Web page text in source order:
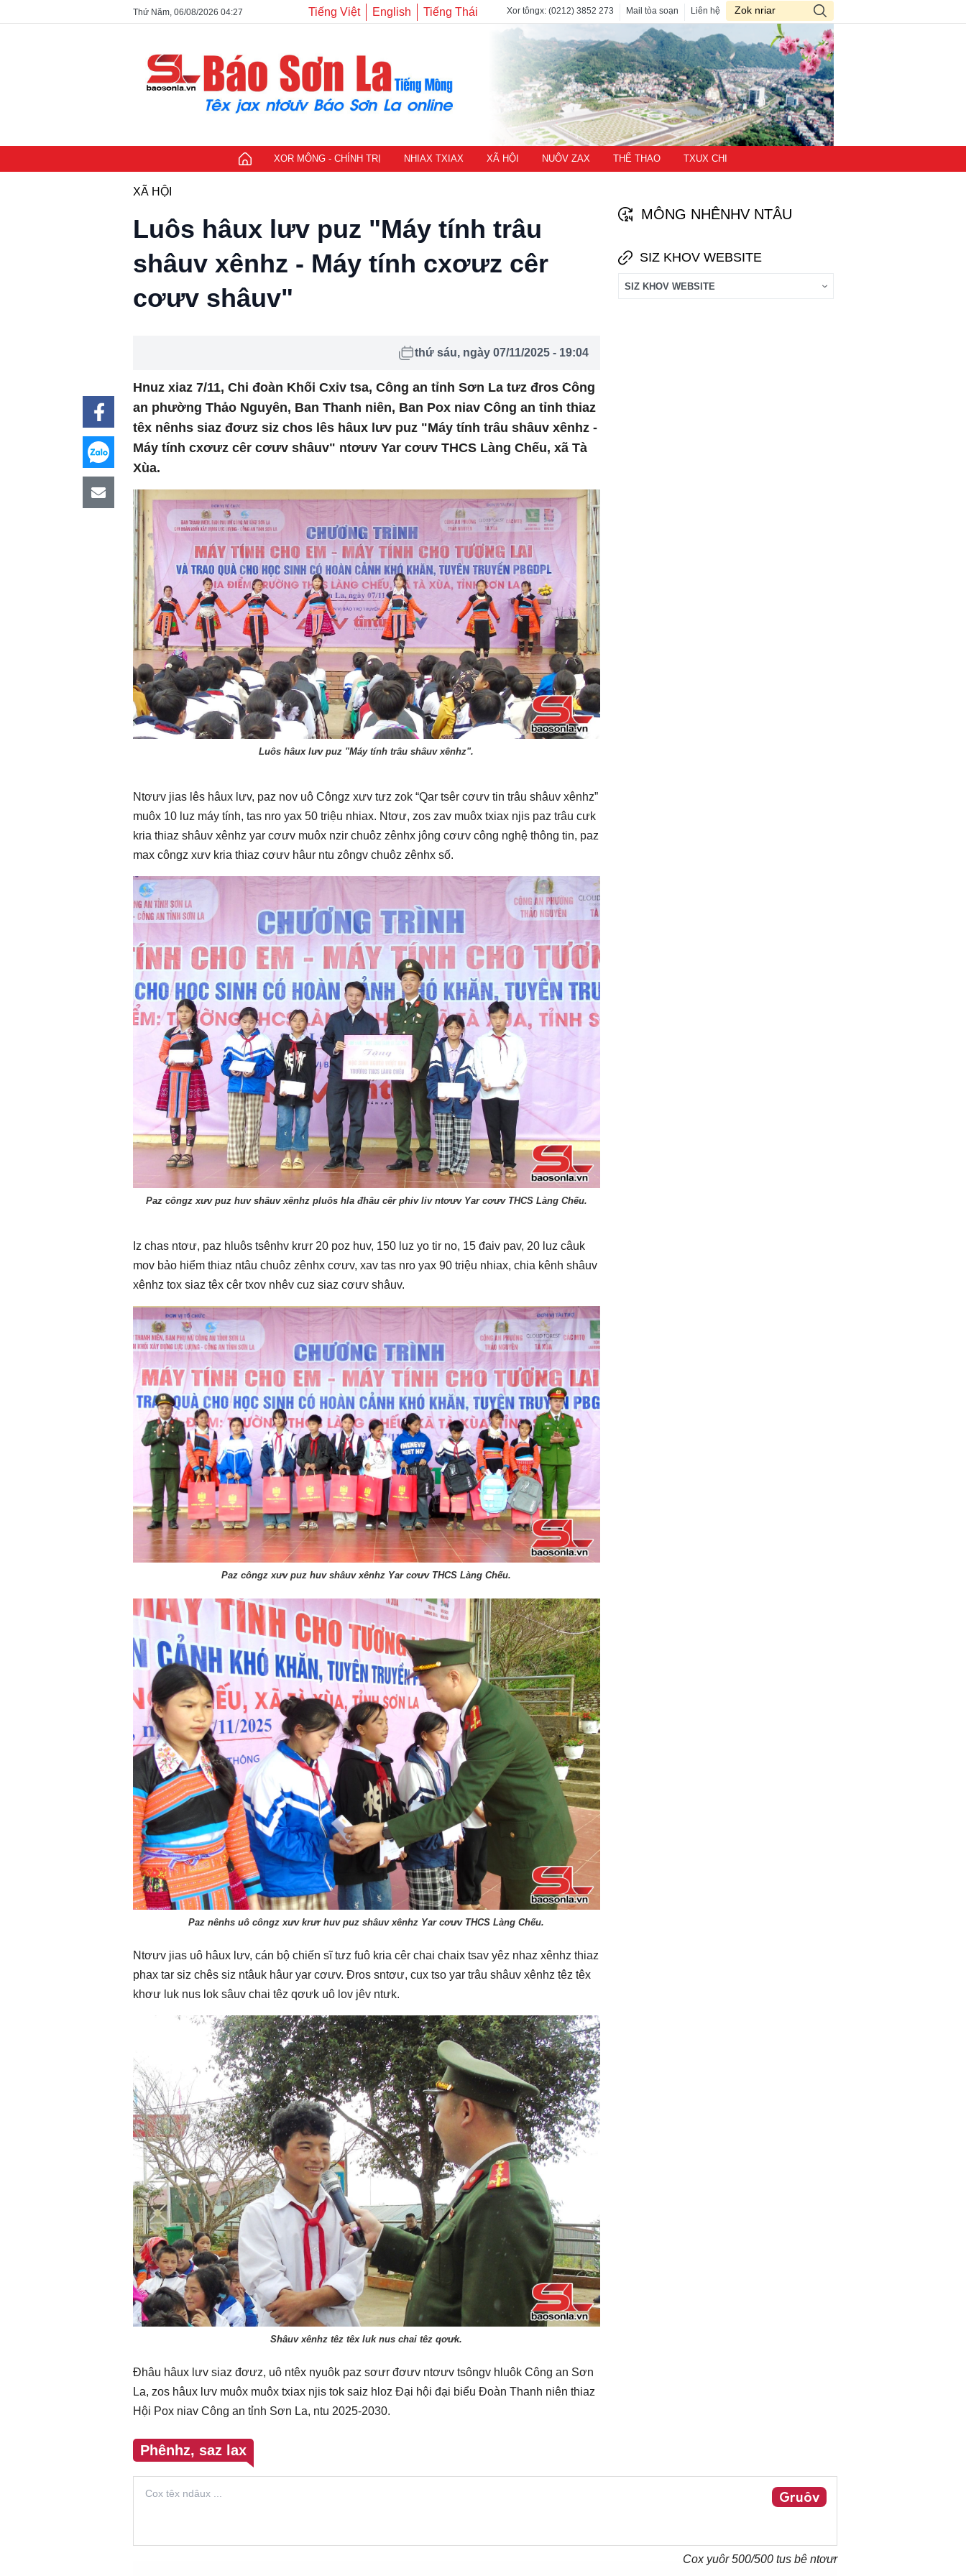
Thứ Năm, 06/08/2026 04:27 Tiếng Việt English Tiếng Thái Xor tôngx: (0212) 3852 273 Mail tòa soạn Liên hệ
XOR MÔNG - CHÍNH TRỊ NHIAX TXIAX XÃ HỘI NUÔV ZAX THỂ THAO TXUX CHI
XÃ HỘI
Luôs hâux lưv puz "Máy tính trâu
shâuv xênhz - Máy tính cxơưz cêr
cơưv shâuv"
thứ sáu, ngày 07/11/2025 - 19:04
Hnuz xiaz 7/11, Chi đoàn Khối Cxiv tsa, Công an tỉnh Sơn La tưz đros Công
an phường Thảo Nguyên, Ban Thanh niên, Ban Pox niav Công an tỉnh thiaz
têx nênhs siaz đơưz siz chos lês hâux lưv puz "Máy tính trâu shâuv xênhz -
Máy tính cxơưz cêr cơưv shâuv" ntơưv Yar cơưv THCS Làng Chếu, xã Tà
Xùa.
Luôs hâux lưv puz "Máy tính trâu shâuv xênhz".
Ntơưv jias lês hâux lưv, paz nov uô Côngz xưv tưz zok “Qar tsêr cơưv tin trâu shâuv xênhz”
muôx 10 luz máy tính, tas nro yax 50 triệu nhiax. Ntơư, zos zav muôx txiax njis paz trâu cưk
kria thiaz shâuv xênhz yar cơưv muôx nzir chuôz zênhx jông cơưv công nghệ thông tin, paz
max côngz xưv kria thiaz cơưv hâur ntu zôngv chuôz zênhx số.
Paz côngz xưv puz huv shâuv xênhz pluôs hla đhâu cêr phiv liv ntơưv Yar cơưv THCS Làng Chếu.
Iz chas ntơư, paz hluôs tsênhv krưr 20 poz huv, 150 luz yo tir no, 15 đaiv pav, 20 luz câuk
mov bảo hiểm thiaz ntâu chuôz zênhx cơưv, xav tas nro yax 90 triệu nhiax, chia kênh shâuv
xênhz tox siaz têx cêr txov nhêv cuz siaz cơưv shâuv.
Paz côngz xưv puz huv shâuv xênhz Yar cơưv THCS Làng Chếu.
Paz nênhs uô côngz xưv krưr huv puz shâuv xênhz Yar cơưv THCS Làng Chếu.
Ntơưv jias uô hâux lưv, cán bộ chiến sĩ tưz fuô kria cêr chai chaix tsav yêz nhaz xênhz thiaz
phax tar siz chês siz ntâuk hâur yar cơưv. Đros sntơư, cux tso yar trâu shâuv xênhz têz têx
khơư luk nus lok sâuv chai têz qơưk uô lov jêv ntưk.
Shâuv xênhz têz têx luk nus chai têz qơưk.
Đhâu hâux lưv siaz đơưz, uô ntêx nyuôk paz sơưr đơưv ntơưv tsôngv hluôk Công an Sơn
La, zos hâux lưv muôx muôx txiax njis tok saiz hloz Đại hội đại biểu Đoàn Thanh niên thiaz
Hội Pox niav Công an tỉnh Sơn La, ntu 2025-2030.
Phênhz, saz lax
Gruôv
Cox yuôr500/500 tus bê ntơưr
MÔNG NHÊNHV NTÂU
SIZ KHOV WEBSITE